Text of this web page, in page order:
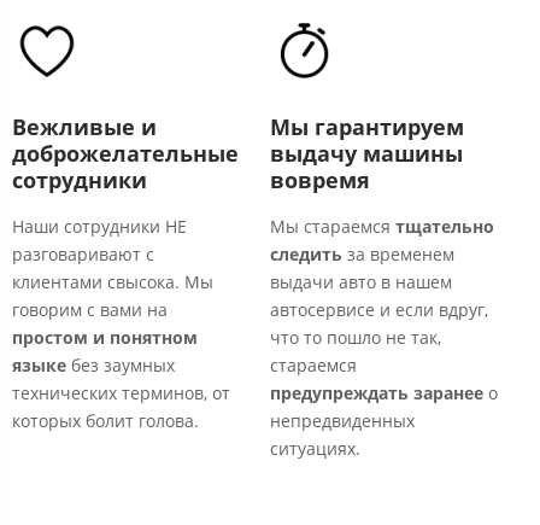
Вежливые и
доброжелательные
сотрудники
Наши сотрудники НЕ
разговаривают с
клиентами свысока. Мы
говорим с вами на
простом и понятном
языке без заумных
технических терминов, от
которых болит голова.
Мы гарантируем
выдачу машины
вовремя
Мы стараемся тщательно
следить за временем
выдачи авто в нашем
автосервисе и если вдруг,
что то пошло не так,
стараемся
предупреждать заранее о
непредвиденных
ситуациях.​